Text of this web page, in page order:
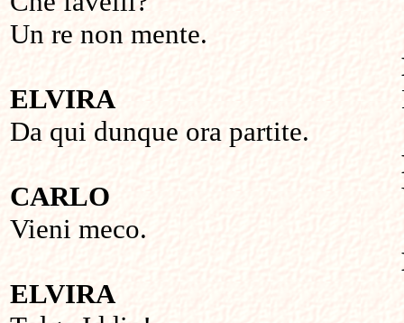
Un re non mente.
ELVIRA
Da qui dunque ora partite.
CARLO
Vieni meco.
ELVIRA